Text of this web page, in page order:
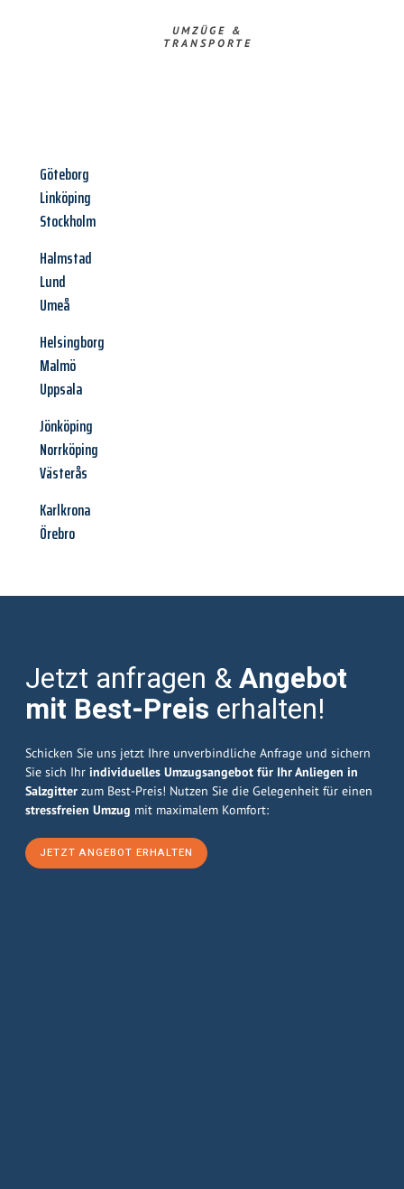
UMZÜGE &
TRANSPORTE
Göteborg
Linköping
Stockholm
Halmstad
Lund
Umeå
Helsingborg
Malmö
Uppsala
Jönköping
Norrköping
Västerås
Karlkrona
Örebro
Jetzt anfragen &Angebot
mit Best-Preis erhalten!
Schicken Sie uns jetzt Ihre unverbindliche Anfrage und sichern
Sie sich Ihr individuelles Umzugsangebot für Ihr Anliegen in
Salzgitter zum Best-Preis! Nutzen Sie die Gelegenheit für einen
stressfreien Umzug mit maximalem Komfort:
JETZT ANGEBOT ERHALTEN